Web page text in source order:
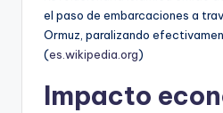
el paso de embarcaciones a
Ormuz, paralizando
(es.wikipedia.org)
Impacto